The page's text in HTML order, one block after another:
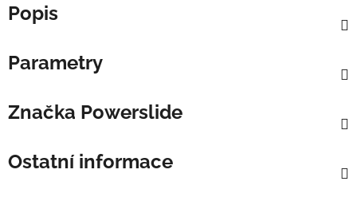
Popis
Parametry
Značka Powerslide
Ostatní informace